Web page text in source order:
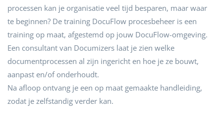
processen kan je organisatie veel tijd besparen, maar waar
te beginnen? De training DocuFlow procesbeheer is een
training op maat, afgestemd op jouw DocuFlow-omgeving.
Een consultant van Documizers laat je zien welke
documentprocessen al zijn ingericht en hoe je ze bouwt,
aanpast en/of onderhoudt.
Na afloop ontvang je een op maat gemaakte handleiding,
zodat je zelfstandig verder kan.